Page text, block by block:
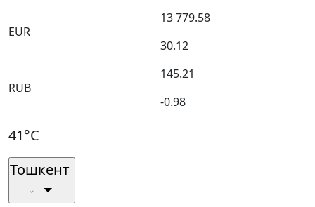
EUR
13 779.58
30.12
RUB
145.21
-0.98
41°C
Тошкент